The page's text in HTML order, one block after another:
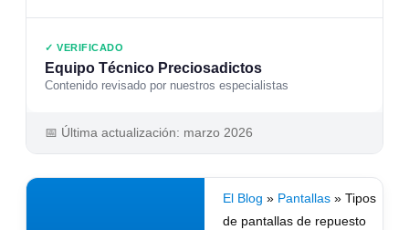
✓ VERIFICADO
Equipo Técnico Preciosadictos
Contenido revisado por nuestros especialistas
📅 Última actualización: marzo 2026
El Blog » Pantallas » Tipos
de pantallas de repuesto